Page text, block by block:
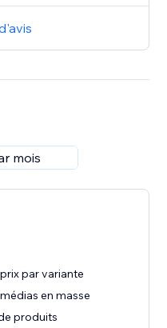
mois
par variante
en masse
produits